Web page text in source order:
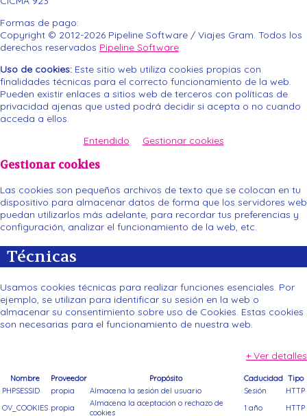
RUTAS DE GRAN RECORRIDO 2026 – COMUNIDAD
DE MADRID
Categorías:
Etiquetas: Viajes Comunidad
Ver detalles
Formas de pago:
Copyright © 2012-2026 Pipeline Software / Viajes Gram. Todos los
derechos reservados Pipeline Software
Uso de cookies: Este sitio web utiliza cookies propias con
finalidades técnicas para el correcto funcionamiento de la web.
Pueden existir enlaces a sitios web de terceros con políticas de
privacidad ajenas que usted podrá decidir si acepta o no cuando
acceda a ellos.
Entendido
Gestionar cookies
Gestionar cookies
Las cookies son pequeños archivos de texto que se colocan en tu
dispositivo para almacenar datos de forma que los servidores web
puedan utilizarlos más adelante, para recordar tus preferencias y
configuración, analizar el funcionamiento de la web, etc.
Técnicas
Usamos cookies técnicas para realizar funciones esenciales. Por
ejemplo, se utilizan para identificar su sesión en la web o
almacenar su consentimiento sobre uso de Cookies. Estas cookies
son necesarias para el funcionamiento de nuestra web.
+ Ver detalles
Nombre Proveedor Propósito Caducidad Tipo
PHPSESSID
propia Almacena la sesión del usuario Sesión
HTTP
OV_COOKIES propia
Almacena la aceptación o rechazo de
cookies
1 año HTTP